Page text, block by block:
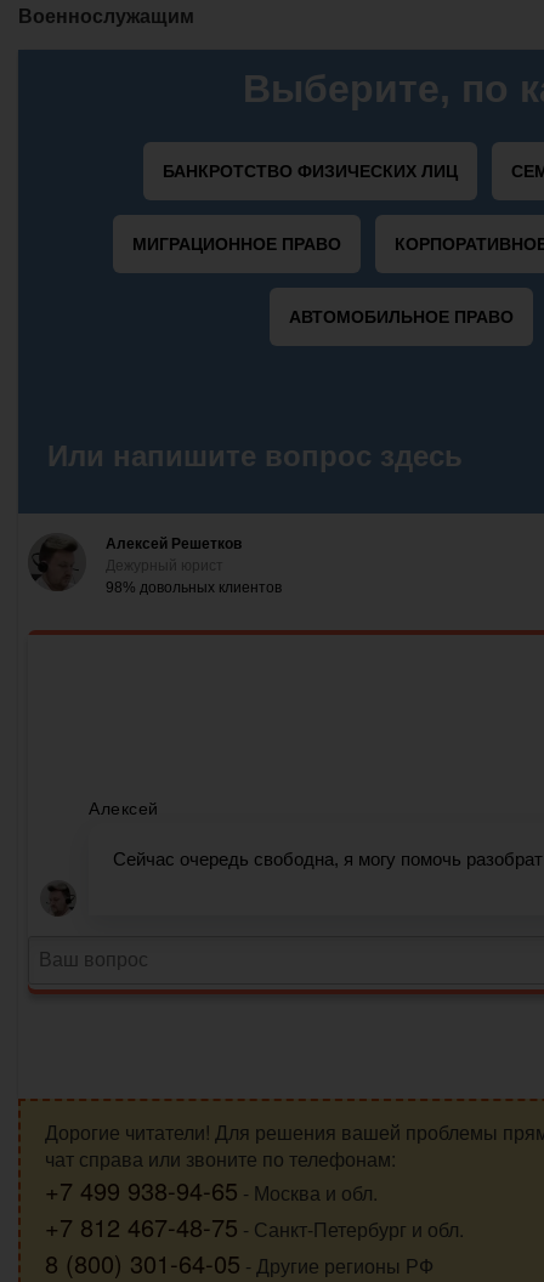
Военнослужащим
Дорогие читатели! Для решения вашей проблемы
чат справа или звоните по телефонам:
+7 499 938-94-65 - Москва и обл.
+7 812 467-48-75 - Санкт-Петербург и обл.
8 (800) 301-64-05 - Другие регионы РФ